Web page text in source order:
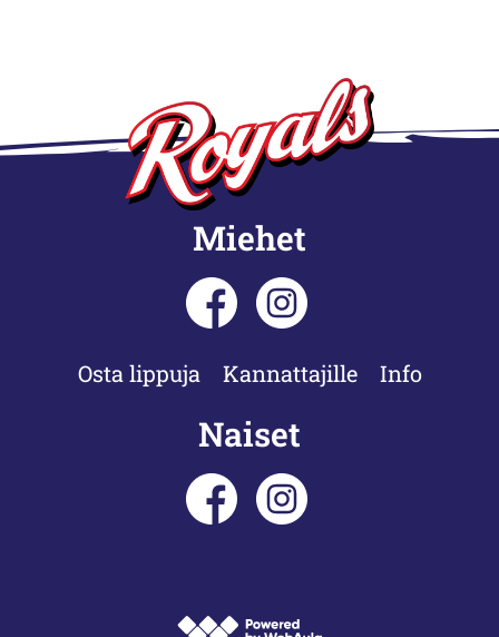
Miehet
Osta lippuja Kannattajille Info
Naiset